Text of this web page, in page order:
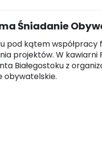
Śniadanie
pod kątem współpracy
projektów. W
Białegostoku z
obywatelskie.